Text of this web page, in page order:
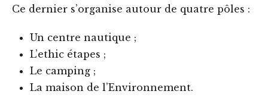
Ce dernier s’organise autour de quatre pôles :
Un centre nautique ;
L’ethic étapes ;
Le camping ;
La maison de l’Environnement.